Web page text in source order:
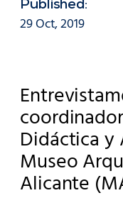
Published:
29 Oct, 2019
Didáctica
Museo
Alicante